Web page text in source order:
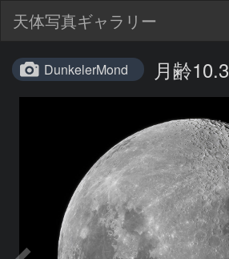
天体写真ギャラリー
DunkelerMond 月齢10.3